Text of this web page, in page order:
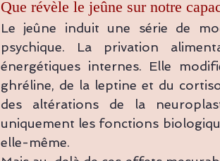
Que révèle le jeûne sur notre
Le jeûne induit une série de
psychique. La privation
énergétiques internes. Elle
ghréline, de la leptine et du
des altérations de la
uniquement les fonctions
elle-même.